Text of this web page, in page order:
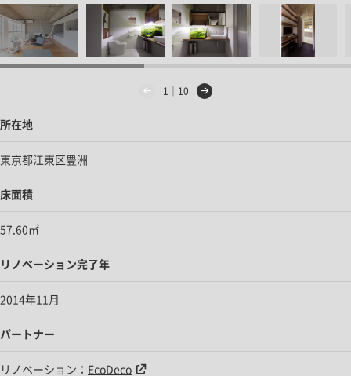
1｜10
所在地
東京都江東区豊洲
床面積
57.60㎡
リノベーション完了年
2014年11月
パートナー
リノベーション： EcoDeco